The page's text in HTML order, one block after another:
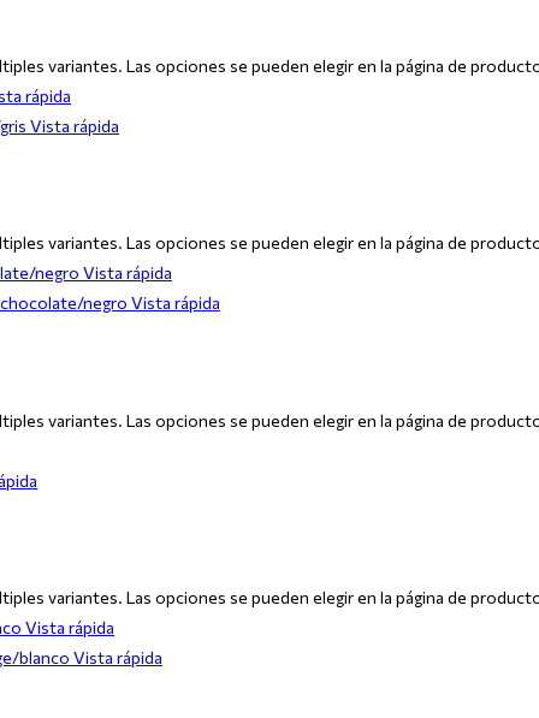
variantes. Las opciones se pueden elegir en la página de
rápida
Vista rápida
variantes. Las opciones se pueden elegir en la página de
Vista rápida
Vista rápida
variantes. Las opciones se pueden elegir en la página de
variantes. Las opciones se pueden elegir en la página de
Vista rápida
Vista rápida